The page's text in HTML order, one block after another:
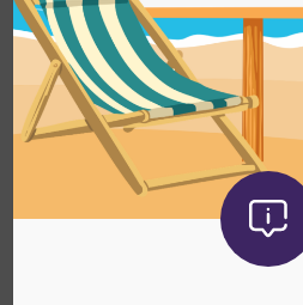
JE SOUHAITE